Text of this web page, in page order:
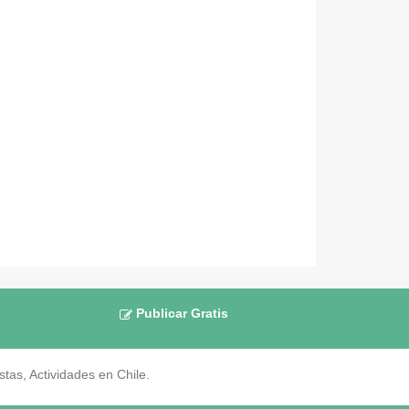
Publicar Gratis
Actividades en Chile.